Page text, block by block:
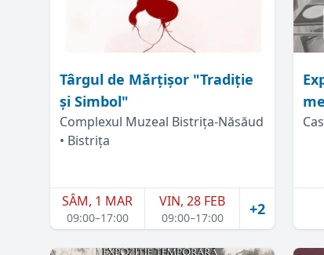
Târgul de Mărțișor "Tradiție
și Simbol"
Complexul Muzeal Bistrița-Năsăud
• Bistrița
SÂM, 1 MAR
09:00–17:00
VIN, 28 FEB
09:00–17:00 +2